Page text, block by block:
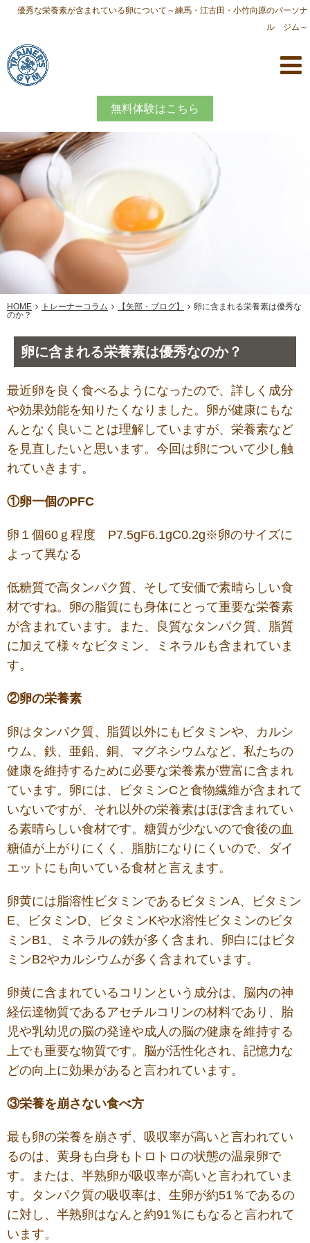
優秀な栄養素が含まれている卵について～練馬・江古田・小竹向原のパーソナ
ル ジム～
無料体験はこちら
HOME トレーナーコラム 【矢部・ブログ】
卵に含まれる栄養素は優秀な
のか？
卵に含まれる栄養素は優秀なのか？
最近卵を良く食べるようになったので、詳しく成分
や効果効能を知りたくなりました。卵が健康にもな
んとなく良いことは理解していますが、栄養素など
を見直したいと思います。今回は卵について少し触
れていきます。
①卵一個のPFC
卵１個60ｇ程度 P7.5gF6.1gC0.2g※卵のサイズに
よって異なる
低糖質で高タンパク質、そして安価で素晴らしい食
材ですね。卵の脂質にも身体にとって重要な栄養素
が含まれています。また、良質なタンパク質、脂質
に加えて様々なビタミン、ミネラルも含まれていま
す。
②卵の栄養素
卵はタンパク質、脂質以外にもビタミンや、カルシ
ウム、鉄、亜鉛、銅、マグネシウムなど、私たちの
健康を維持するために必要な栄養素が豊富に含まれ
ています。卵には、ビタミンCと食物繊維が含まれて
いないですが、それ以外の栄養素はほぼ含まれてい
る素晴らしい食材です。糖質が少ないので食後の血
糖値が上がりにくく、脂肪になりにくいので、ダイ
エットにも向いている食材と言えます。
卵黄には脂溶性ビタミンであるビタミンA、ビタミン
E、ビタミンD、ビタミンKや水溶性ビタミンのビタ
ミンB1、ミネラルの鉄が多く含まれ、卵白にはビタ
ミンB2やカルシウムが多く含まれています。
卵黄に含まれているコリンという成分は、脳内の神
経伝達物質であるアセチルコリンの材料であり、胎
児や乳幼児の脳の発達や成人の脳の健康を維持する
上でも重要な物質です。脳が活性化され、記憶力な
どの向上に効果があると言われています。
③栄養を崩さない食べ方
最も卵の栄養を崩さず、吸収率が高いと言われてい
るのは、黄身も白身もトロトロの状態の温泉卵で
す。または、半熟卵が吸収率が高いと言われていま
す。タンパク質の吸収率は、生卵が約51％であるの
に対し、半熟卵はなんと約91％にもなると言われて
います。